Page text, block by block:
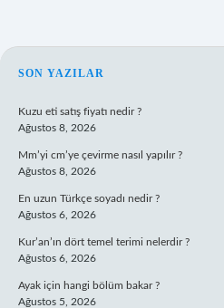
SIDEBAR
SON YAZILAR
Kuzu eti satış fiyatı nedir ?
Ağustos 8, 2026
Mm’yi cm’ye çevirme nasıl yapılır ?
Ağustos 8, 2026
En uzun Türkçe soyadı nedir ?
Ağustos 6, 2026
Kur’an’ın dört temel terimi nelerdir ?
Ağustos 6, 2026
Ayak için hangi bölüm bakar ?
Ağustos 5, 2026